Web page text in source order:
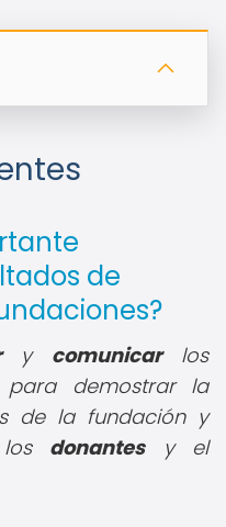
de
y comunicarlos
demostrar la
de la fundación y
donantesy el